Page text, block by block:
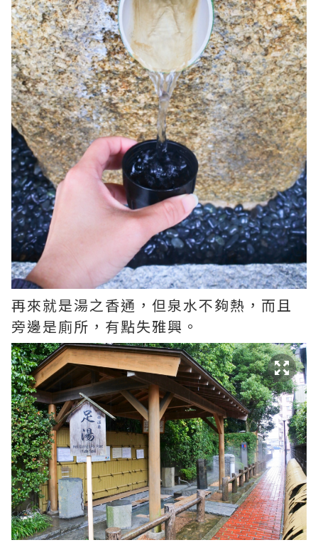
再來就是湯之香通，但泉水不夠熱，而且
旁邊是廁所，有點失雅興。